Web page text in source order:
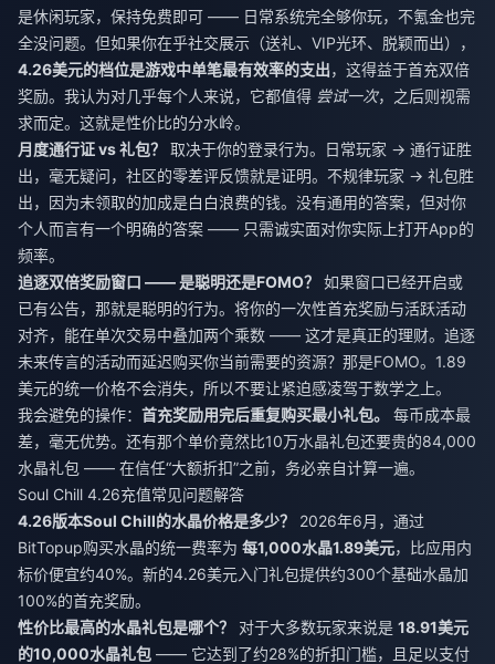
是休闲玩家，保持免费即可 —— 日常系统完全够你玩，不氪金也完
全没问题。但如果你在乎社交展示（送礼、VIP光环、脱颖而出），
4.26美元的档位是游戏中单笔最有效率的支出，这得益于首充双倍
奖励。我认为对几乎每个人来说，它都值得 尝试一次，之后则视需
求而定。这就是性价比的分水岭。
月度通行证 vs 礼包？
取决于你的登录行为。日常玩家 → 通行证胜
出，毫无疑问，社区的零差评反馈就是证明。不规律玩家 → 礼包胜
出，因为未领取的加成是白白浪费的钱。没有通用的答案，但对你
个人而言有一个明确的答案 —— 只需诚实面对你实际上打开App的
频率。
追逐双倍奖励窗口 —— 是聪明还是FOMO？
如果窗口已经开启或
已有公告，那就是聪明的行为。将你的一次性首充奖励与活跃活动
对齐，能在单次交易中叠加两个乘数 —— 这才是真正的理财。追逐
未来传言的活动而延迟购买你当前需要的资源？那是FOMO。1.89
美元的统一价格不会消失，所以不要让紧迫感凌驾于数学之上。
我会避免的操作： 首充奖励用完后重复购买最小礼包。
每币成本最
差，毫无优势。还有那个单价竟然比10万水晶礼包还要贵的84,000
水晶礼包 —— 在信任“大额折扣”之前，务必亲自计算一遍。
Soul Chill 4.26充值常见问题解答
4.26版本Soul Chill的水晶价格是多少？
2026年6月，通过
BitTopup购买水晶的统一费率为 每1,000水晶1.89美元，比应用内
标价便宜约40%。新的4.26美元入门礼包提供约300个基础水晶加
100%的首充奖励。
性价比最高的水晶礼包是哪个？
对于大多数玩家来说是 18.91美元
的10,000水晶礼包 —— 它达到了约28%的折扣门槛，且足以支付